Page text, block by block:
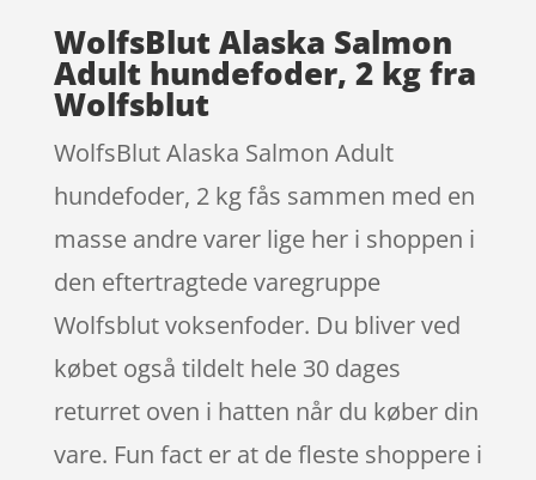
WolfsBlut Alaska Salmon
Adult hundefoder, 2 kg fra
Wolfsblut
WolfsBlut Alaska Salmon Adult
hundefoder, 2 kg fås sammen med en
masse andre varer lige her i shoppen i
den eftertragtede varegruppe
Wolfsblut voksenfoder. Du bliver ved
købet også tildelt hele 30 dages
returret oven i hatten når du køber din
vare. Fun fact er at de fleste shoppere i